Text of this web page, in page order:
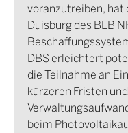
voranzutreiben, hat
Duisburg des BLB
DBS erleichtert
die Teilnahme an
kürzeren Fristen
beim